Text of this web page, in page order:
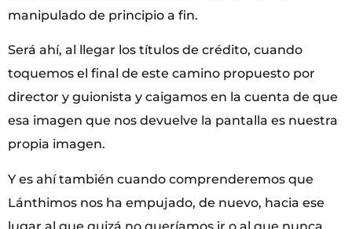
manipulado de principio a fin.
Será ahí, al llegar los títulos de crédito, cuando
toquemos el final de este camino propuesto por
director y guionista y caigamos en la cuenta de que
esa imagen que nos devuelve la pantalla es nuestra
propia imagen.
Y es ahí también cuando comprenderemos que
Lánthimos nos ha empujado, de nuevo, hacia ese